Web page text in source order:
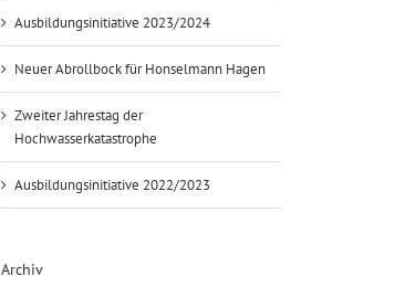
Ausbildungsinitiative 2023/2024
Neuer Abrollbock für Honselmann Hagen
Zweiter Jahrestag der
Hochwasserkatastrophe
Ausbildungsinitiative 2022/2023
Archiv